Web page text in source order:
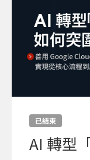
已結束
AI 轉型